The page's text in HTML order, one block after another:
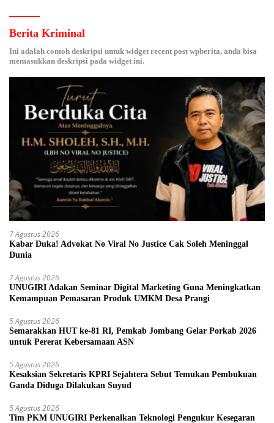
Berita Kriminal
Ini adalah contoh deskripsi untuk widget recent post wpberita, anda bisa
memasukkan deskripsi pada widget ini.
7 Agustus 2026
Kabar Duka! Advokat No Viral No Justice Cak Soleh Meninggal
Dunia
7 Agustus 2026
UNUGIRI Adakan Seminar Digital Marketing Guna Meningkatkan
Kemampuan Pemasaran Produk UMKM Desa Prangi
5 Agustus 2026
Semarakkan HUT ke-81 RI, Pemkab Jombang Gelar Porkab 2026
untuk Pererat Kebersamaan ASN
5 Agustus 2026
Kesaksian Sekretaris KPRI Sejahtera Sebut Temukan Pembukuan
Ganda Diduga Dilakukan Suyud
5 Agustus 2026
Tim PKM UNUGIRI Perkenalkan Teknologi Pengukur Kesegaran